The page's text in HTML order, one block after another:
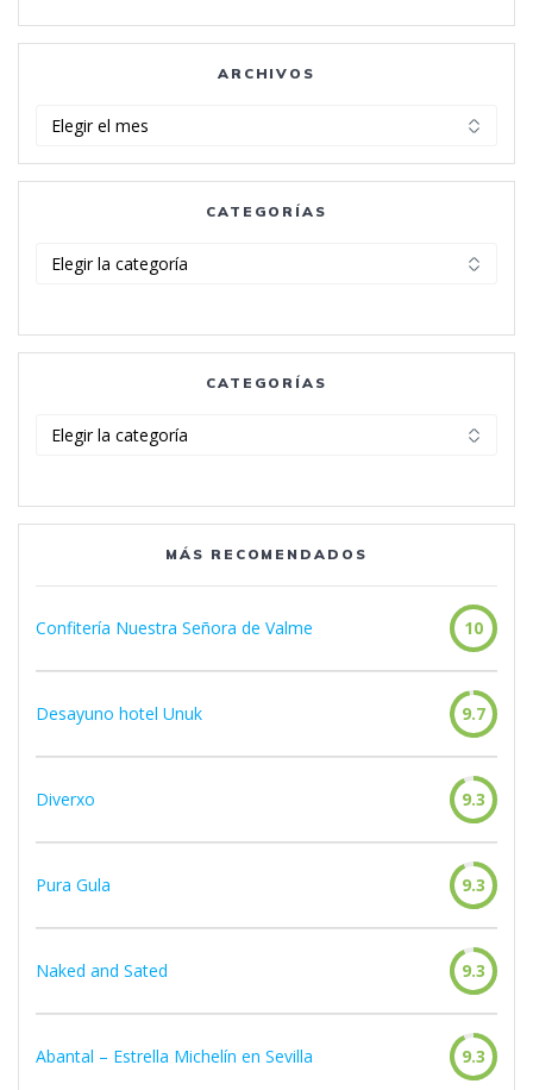
ARCHIVOS
CATEGORÍAS
CATEGORÍAS
MÁS RECOMENDADOS
Confitería Nuestra Señora de Valme 10
Desayuno hotel Unuk 9.7
Diverxo 9.3
Pura Gula 9.3
Naked and Sated 9.3
Abantal – Estrella Michelín en Sevilla 9.3